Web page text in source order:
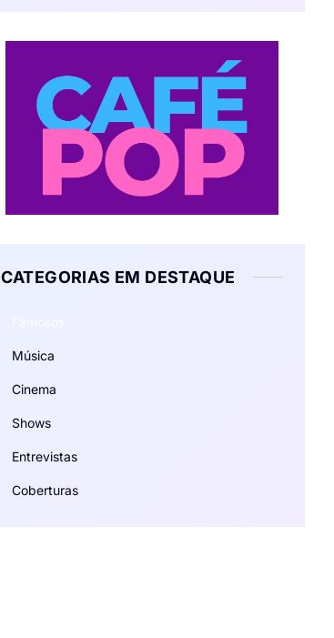
CATEGORIAS EM DESTAQUE
Música
Cinema
Shows
Entrevistas
Coberturas